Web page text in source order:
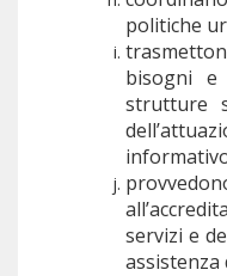
politiche
bisogni e
strutture
servizi e
assistenza